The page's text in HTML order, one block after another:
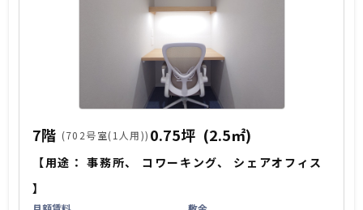
7階 (702号室(1人用)) 0.75坪 (2.5㎡)
【用途：事務所、 コワーキング、
シェアオフィス
】